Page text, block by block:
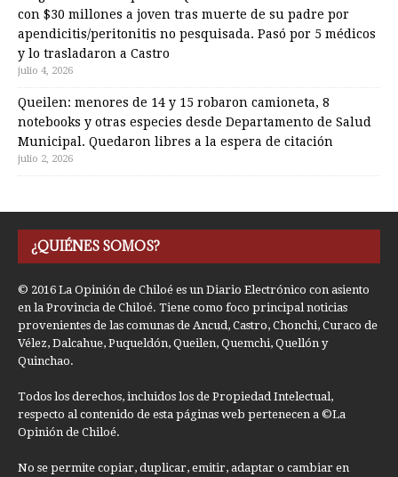
con $30 millones a joven tras muerte de su padre por
apendicitis/peritonitis no pesquisada. Pasó por 5 médicos
y lo trasladaron a Castro
julio 4, 2026
Queilen: menores de 14 y 15 robaron camioneta, 8
notebooks y otras especies desde Departamento de Salud
Municipal. Quedaron libres a la espera de citación
julio 2, 2026
¿QUIÉNES SOMOS?
© 2016 La Opinión de Chiloé es un Diario Electrónico con asiento
en la Provincia de Chiloé. Tiene como foco principal noticias
provenientes de las comunas de Ancud, Castro, Chonchi, Curaco de
Vélez, Dalcahue, Puqueldón, Queilen, Quemchi, Quellón y
Quinchao.
Todos los derechos, incluidos los de Propiedad Intelectual,
respecto al contenido de esta páginas web pertenecen a ©La
Opinión de Chiloé.
No se permite copiar, duplicar, emitir, adaptar o cambiar en